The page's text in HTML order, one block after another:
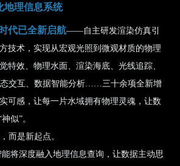
信息系统
代已全新启航——自主研发渲染仿真引
技术，实现从宏观光照到微观材质的物理
特效、物理水面、渲染海底、光线追踪、
交互、数据智能分析……三十余项全新增
可感，让每一片水域拥有物理灵魂，让数
似”。
而是新起点。
将深度融入地理信息查询，让数据主动思